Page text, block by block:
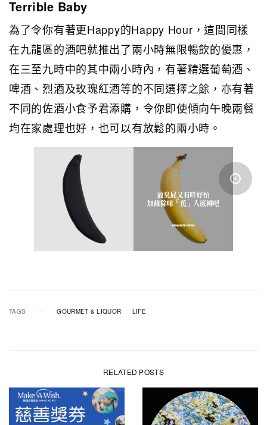
Terrible Baby
為了令你有著更Happy的Happy Hour，這間同樣
在九龍區的酒吧就推出了兩小時無限暢飲的優惠，
在三至九時中的其中兩小時內，有著精選葡萄酒、
啤酒、烈酒及玫瑰紅酒等的不同選擇之餘，亦有著
不同的佐酒小食予君添購，令你即使傾向午晚兩餐
均在家處理也好，也可以有放鬆的兩小時。
TAGS GOURMET & LIQUOR LIFE
RELATED POSTS